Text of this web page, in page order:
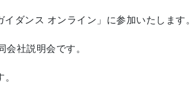
ダンス オンライン」に参加いたします。
社説明会です。